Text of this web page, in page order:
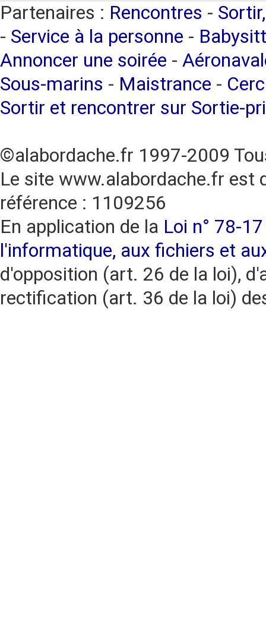
Partenaires : Rencontres -
- Service à la personne -
Annoncer une soirée -
Sous-marins - Maistrance -
Sortir et rencontrer sur Sortie-
©alabordache.fr 1997-2009
Le site www.alabordache.fr est
référence : 1109256
En application de la Loi n° 78-
l'informatique, aux fichiers et
d'opposition (art. 26 de la loi),
rectification (art. 36 de la loi)